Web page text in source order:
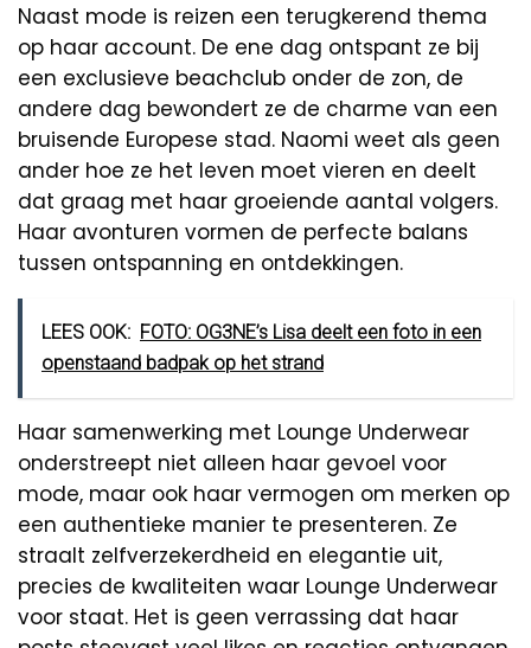
Naast mode is reizen een terugkerend thema
op haar account. De ene dag ontspant ze bij
een exclusieve beachclub onder de zon, de
andere dag bewondert ze de charme van een
bruisende Europese stad. Naomi weet als geen
ander hoe ze het leven moet vieren en deelt
dat graag met haar groeiende aantal volgers.
Haar avonturen vormen de perfecte balans
tussen ontspanning en ontdekkingen.
LEES OOK: FOTO: OG3NE’s Lisa deelt een foto in een
openstaand badpak op het strand
Haar samenwerking met Lounge Underwear
onderstreept niet alleen haar gevoel voor
mode, maar ook haar vermogen om merken op
een authentieke manier te presenteren. Ze
straalt zelfverzekerdheid en elegantie uit,
precies de kwaliteiten waar Lounge Underwear
voor staat. Het is geen verrassing dat haar